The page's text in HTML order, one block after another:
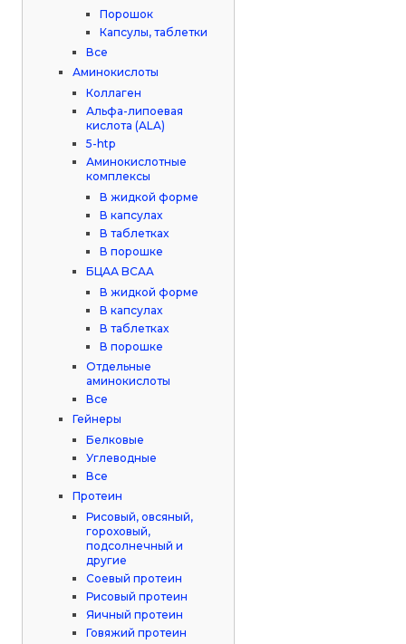
Порошок
Капсулы, таблетки
Все
Аминокислоты
Коллаген
Альфа-липоевая
кислота (ALA)
5-htp
Аминокислотные
комплексы
В жидкой форме
В капсулах
В таблетках
В порошке
БЦАА BCAA
В жидкой форме
В капсулах
В таблетках
В порошке
Отдельные
аминокислоты
Все
Гейнеры
Белковые
Углеводные
Все
Протеин
Рисовый, овсяный,
гороховый,
подсолнечный и
другие
Соевый протеин
Рисовый протеин
Яичный протеин
Говяжий протеин